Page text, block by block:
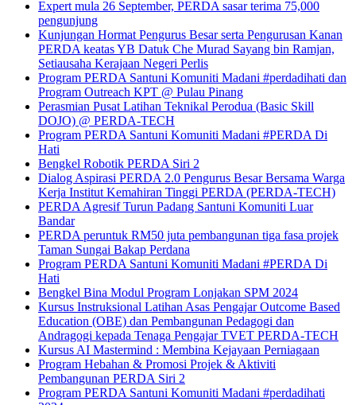
Expert mula 26 September, PERDA sasar terima 75,000
pengunjung
Kunjungan Hormat Pengurus Besar serta Pengurusan Kanan
PERDA keatas YB Datuk Che Murad Sayang bin Ramjan,
Setiausaha Kerajaan Negeri Perlis
Program PERDA Santuni Komuniti Madani #perdadihati dan
Program Outreach KPT @ Pulau Pinang
Perasmian Pusat Latihan Teknikal Perodua (Basic Skill
DOJO) @ PERDA-TECH
Program PERDA Santuni Komuniti Madani #PERDA Di
Hati
Bengkel Robotik PERDA Siri 2
Dialog Aspirasi PERDA 2.0 Pengurus Besar Bersama Warga
Kerja Institut Kemahiran Tinggi PERDA (PERDA-TECH)
PERDA Agresif Turun Padang Santuni Komuniti Luar
Bandar
PERDA peruntuk RM50 juta pembangunan tiga fasa projek
Taman Sungai Bakap Perdana
Program PERDA Santuni Komuniti Madani #PERDA Di
Hati
Bengkel Bina Modul Program Lonjakan SPM 2024
Kursus Instruksional Latihan Asas Pengajar Outcome Based
Education (OBE) dan Pembangunan Pedagogi dan
Andragogi kepada Tenaga Pengajar TVET PERDA-TECH
Kursus AI Mastermind : Membina Kejayaan Perniagaan
Program Hebahan & Promosi Projek & Aktiviti
Pembangunan PERDA Siri 2
Program PERDA Santuni Komuniti Madani #perdadihati